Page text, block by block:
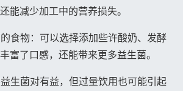
能减少加工中的营养损失。
食物：可以选择添加些许酸奶、发酵
富了口感，还能带来更多益生菌。
生菌对有益，但过量饮用也可能引起